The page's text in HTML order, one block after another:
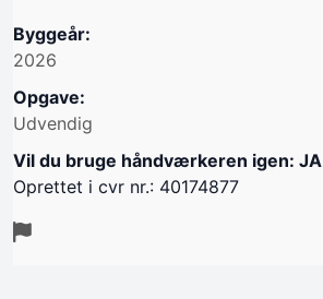
Byggeår:
2026
Opgave:
Udvendig
Vil du bruge håndværkeren igen: JA
Oprettet i cvr nr.: 40174877